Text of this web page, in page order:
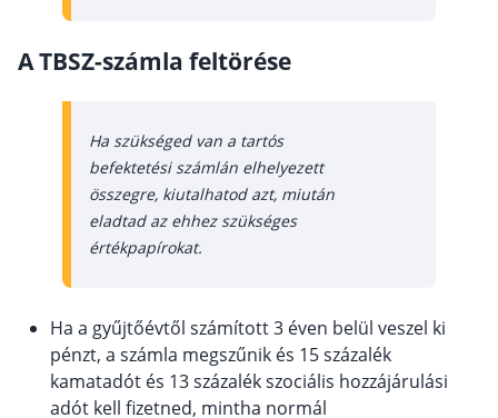
A TBSZ-számla feltörése
Ha szükséged van a tartós
befektetési számlán elhelyezett
összegre, kiutalhatod azt, miután
eladtad az ehhez szükséges
értékpapírokat.
Ha a gyűjtőévtől számított 3 éven belül veszel ki
pénzt, a számla megszűnik és 15 százalék
kamatadót és 13 százalék szociális hozzájárulási
adót kell fizetned, mintha normál